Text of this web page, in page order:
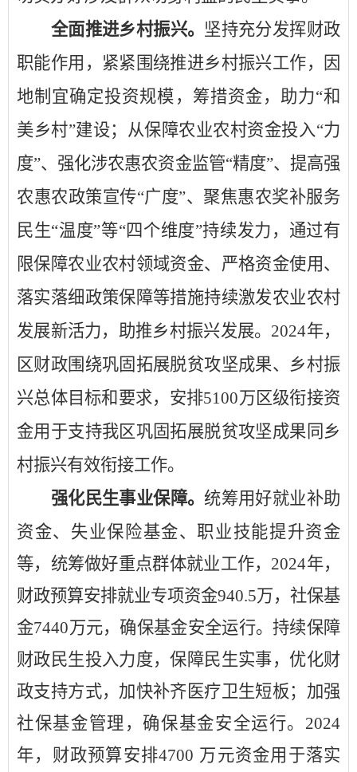
全面推进乡村振兴。 坚持充分发挥财政
职能作用，紧紧围绕推进乡村振兴工作，
因
地制宜确定投资规模，筹措资金，助力“和
美乡村”建设； 从保障农业农村资金投入“力
度”、强化涉农惠农资金监管“精度”、提高强
农惠农政策宣传“广度”、聚焦惠农奖补服务
民生“温度”等“四个维度”持续发力，通过有
限保障农业农村领域资金、严格资金使用、
落实落细政策保障等措施持续激发农业农村
发展新活力，助推乡村振兴发展。 2024年，
区财政围绕巩固拓展脱贫攻坚成果、乡村振
兴总体目标和要求，安排5100万区级衔接资
金用于支持我区巩固拓展脱贫攻坚成果同乡
村振兴有效衔接工作。
强化民生事业保障。统筹用好就业补助
资金、失业保险基金、职业技能提升资金
等，统筹做好重点群体就业工作， 2024年，
财政预算安排就业专项资金940.5万，社保基
金7440万元，确保基金安全运行。持续保障
财政民生投入力度，保障民生实事，优化财
政支持方式，加快补齐医疗卫生短板；加强
社保基金管理，确保基金安全运行。 2024
年，财政预算安排4700 万元资金用于落实